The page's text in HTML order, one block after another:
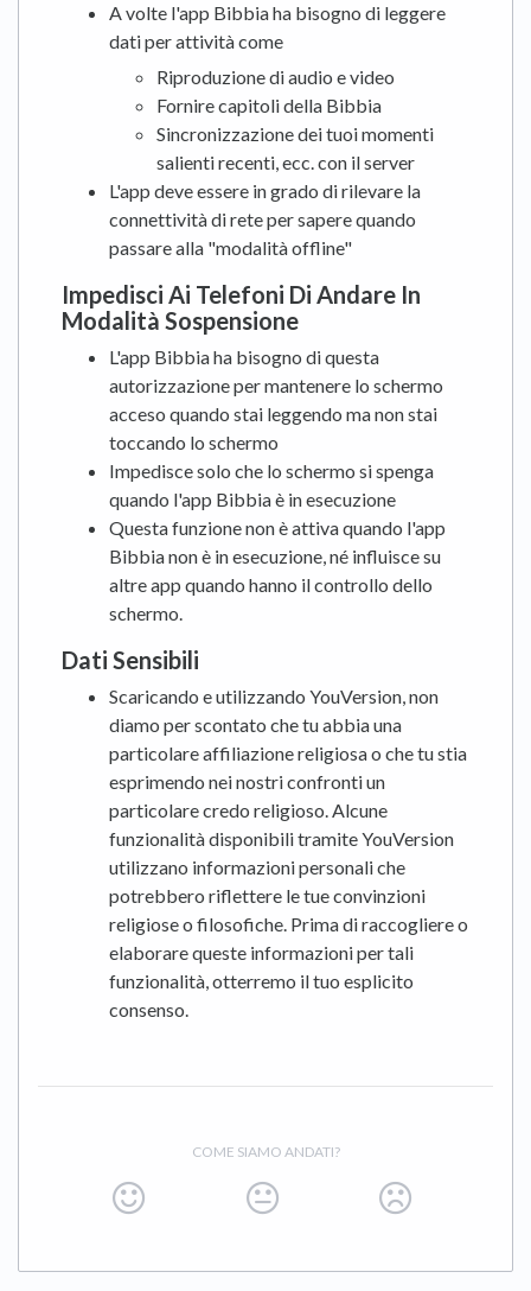
A volte l'app Bibbia ha bisogno di leggere
dati per attività come
Riproduzione di audio e video
Fornire capitoli della Bibbia
Sincronizzazione dei tuoi momenti
salienti recenti, ecc. con il server
L'app deve essere in grado di rilevare la
connettività di rete per sapere quando
passare alla "modalità offline"
Impedisci Ai Telefoni Di Andare In
Modalità Sospensione
L'app Bibbia ha bisogno di questa
autorizzazione per mantenere lo schermo
acceso quando stai leggendo ma non stai
toccando lo schermo
Impedisce solo che lo schermo si spenga
quando l'app Bibbia è in esecuzione
Questa funzione non è attiva quando l'app
Bibbia non è in esecuzione, né influisce su
altre app quando hanno il controllo dello
schermo.
Dati Sensibili
Scaricando e utilizzando YouVersion, non
diamo per scontato che tu abbia una
particolare affiliazione religiosa o che tu stia
esprimendo nei nostri confronti un
particolare credo religioso. Alcune
funzionalità disponibili tramite YouVersion
utilizzano informazioni personali che
potrebbero riflettere le tue convinzioni
religiose o filosofiche. Prima di raccogliere o
elaborare queste informazioni per tali
funzionalità, otterremo il tuo esplicito
consenso.
COME SIAMO ANDATI?